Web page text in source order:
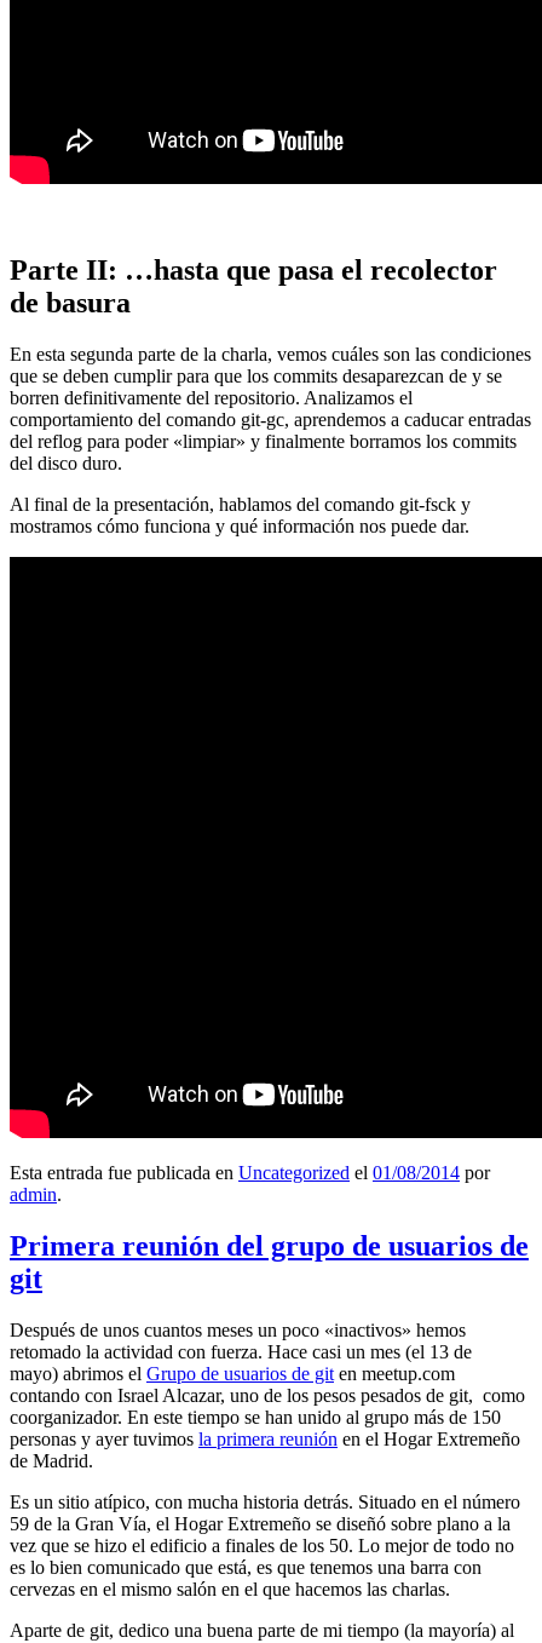
Parte II: …hasta que pasa el recolector
de basura
En esta segunda parte de la charla, vemos cuáles son las condiciones
que se deben cumplir para que los commits desaparezcan de y se
borren definitivamente del repositorio. Analizamos el
comportamiento del comando git-gc, aprendemos a caducar entradas
del reflog para poder «limpiar» y finalmente borramos los commits
del disco duro.
Al final de la presentación, hablamos del comando git-fsck y
mostramos cómo funciona y qué información nos puede dar.
Esta entrada fue publicada en Uncategorized el 01/08/2014 por
admin.
Primera reunión del grupo de usuarios de
git
Después de unos cuantos meses un poco «inactivos» hemos
retomado la actividad con fuerza. Hace casi un mes (el 13 de
mayo) abrimos el Grupo de usuarios de git en meetup.com
contando con Israel Alcazar, uno de los pesos pesados de git, como
coorganizador. En este tiempo se han unido al grupo más de 150
personas y ayer tuvimos la primera reunión en el Hogar Extremeño
de Madrid.
Es un sitio atípico, con mucha historia detrás. Situado en el número
59 de la Gran Vía, el Hogar Extremeño se diseñó sobre plano a la
vez que se hizo el edificio a finales de los 50. Lo mejor de todo no
es lo bien comunicado que está, es que tenemos una barra con
cervezas en el mismo salón en el que hacemos las charlas.
Aparte de git, dedico una buena parte de mi tiempo (la mayoría) al